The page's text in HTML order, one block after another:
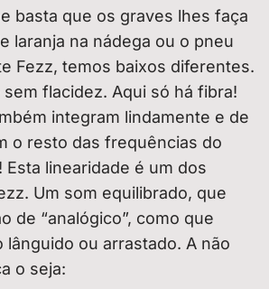
basta que os graves lhes faça
laranja na nádega ou o pneu
Fezz, temos baixos diferentes.
flacidez. Aqui só há fibra!
integram lindamente e de
o resto das frequências do
linearidade é um dos
Um som equilibrado, que
de “analógico”, como que
lânguido ou arrastado. A não
o seja: